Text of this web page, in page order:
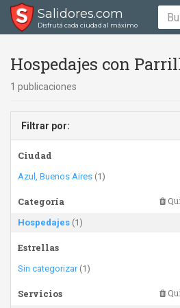
Salidores.com
Disfrutá cada ciudad al máximo
Hospedajes con
1 publicaciones
Filtrar por:
Ciudad
Azul, Buenos Aires (1)
Categoría
Hospedajes (1)
Estrellas
Sin categorizar(1)
Servicios